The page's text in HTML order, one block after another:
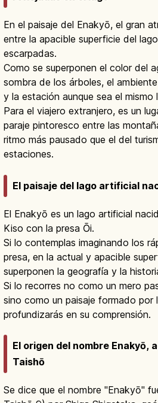
En el paisaje del Enakyō, el gran
entre la apacible superficie del
escarpadas.
Como se superponen el color del
sombra de los árboles, el
y la estación aunque sea el mismo
Para el viajero extranjero, es un
paraje pintoresco entre las
ritmo más pausado que el del
estaciones.
El paisaje del lago artificial
El Enakyō es un lago artificial
Kiso con la presa Ōi.
Si lo contemplas imaginando los
presa, en la actual y apacible
superponen la geografía y la
Si lo recorres no como un mero
sino como un paisaje formado por
profundizarás en su comprensión.
El origen del nombre Enakyō,
Taishō
Se dice que el nombre "Enakyō"